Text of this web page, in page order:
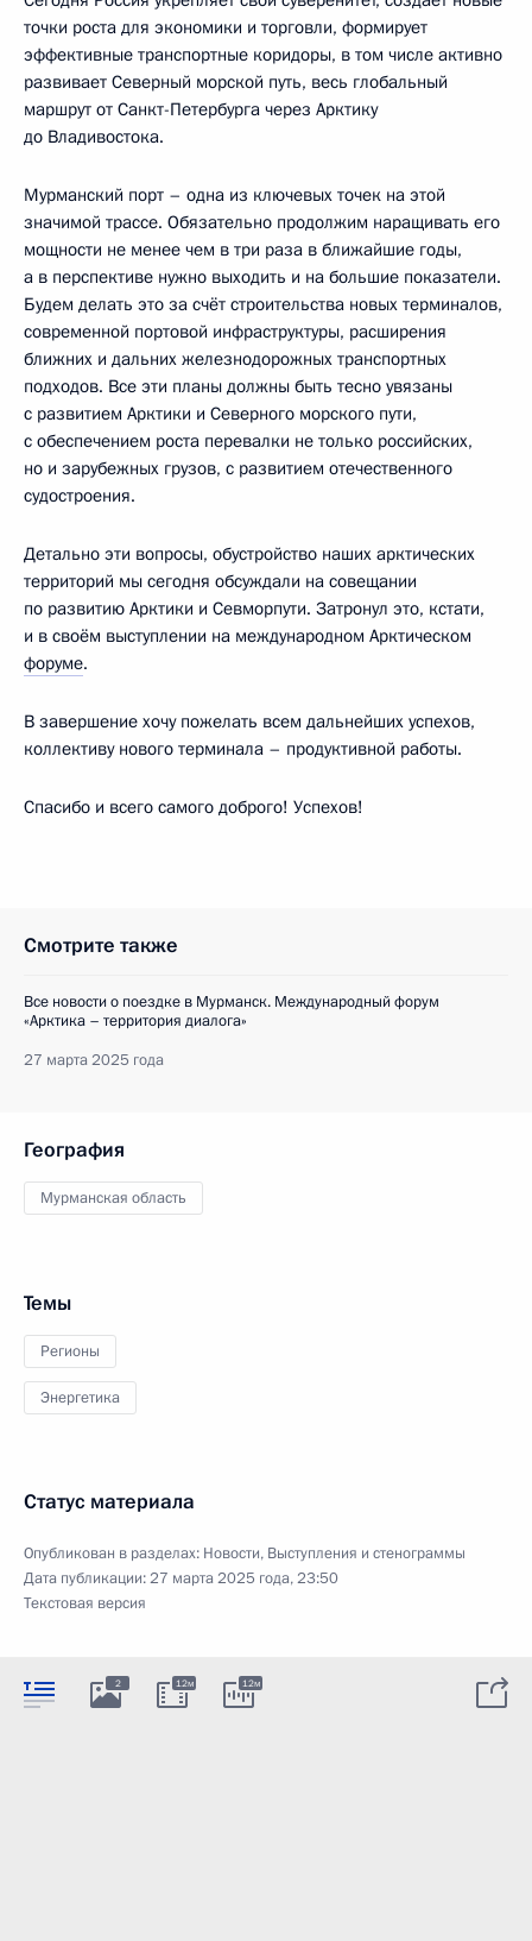
точки роста для экономики и торговли, формирует
эффективные транспортные коридоры, в том числе активно
развивает Северный морской путь, весь глобальный
маршрут от Санкт-Петербурга через Арктику
до Владивостока.
Мурманский порт – одна из ключевых точек на этой
значимой трассе. Обязательно продолжим наращивать его
мощности не менее чем в три раза в ближайшие годы,
а в перспективе нужно выходить и на большие показатели.
Будем делать это за счёт строительства новых терминалов,
современной портовой инфраструктуры, расширения
ближних и дальних железнодорожных транспортных
подходов. Все эти планы должны быть тесно увязаны
с развитием Арктики и Северного морского пути,
с обеспечением роста перевалки не только российских,
но и зарубежных грузов, с развитием отечественного
судостроения.
Детально эти вопросы, обустройство наших арктических
территорий мы сегодня обсуждали на совещании
по развитию Арктики и Севморпути. Затронул это, кстати,
и в своём выступлении на международном Арктическом
форуме.
В завершение хочу пожелать всем дальнейших успехов,
коллективу нового терминала – продуктивной работы.
Спасибо и всего самого доброго! Успехов!
Смотрите также
Все новости о поездке в Мурманск. Международный форум
«Арктика – территория диалога»
27 марта 2025 года
География
Мурманская область
Темы
Регионы
Энергетика
Статус материала
Опубликован в разделах: Новости, Выступления и стенограммы
Дата публикации:27 марта 2025 года, 23:50
Текстовая версия
2 12м 12м